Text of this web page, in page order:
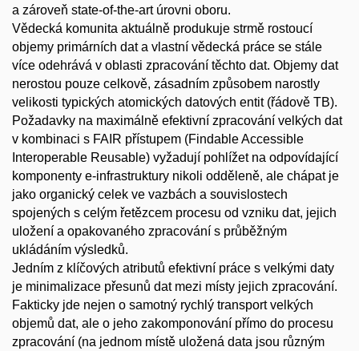
a zároveň state-of-the-art úrovni oboru.
Vědecká komunita aktuálně produkuje strmě rostoucí
objemy primárních dat a vlastní vědecká práce se stále
více odehrává v oblasti zpracování těchto dat. Objemy dat
nerostou pouze celkově, zásadním způsobem narostly
velikosti typických atomických datových entit (řádově TB).
Požadavky na maximálně efektivní zpracování velkých dat
v kombinaci s FAIR přístupem (Findable Accessible
Interoperable Reusable) vyžadují pohlížet na odpovídající
komponenty e-infrastruktury nikoli odděleně, ale chápat je
jako organický celek ve vazbách a souvislostech
spojených s celým řetězcem procesu od vzniku dat, jejich
uložení a opakovaného zpracování s průběžným
ukládáním výsledků.
Jedním z klíčových atributů efektivní práce s velkými daty
je minimalizace přesunů dat mezi místy jejich zpracování.
Fakticky jde nejen o samotný rychlý transport velkých
objemů dat, ale o jeho zakomponování přímo do procesu
zpracování (na jednom místě uložená data jsou různým